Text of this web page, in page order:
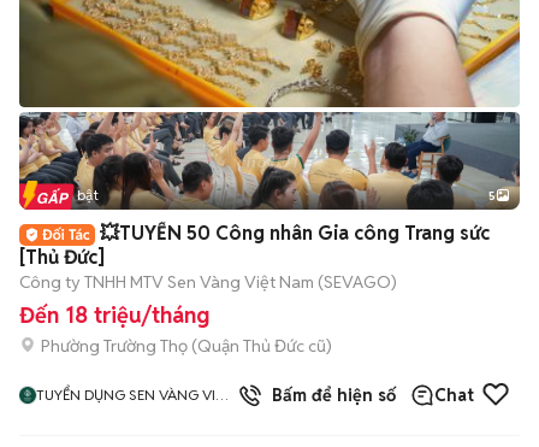
Tin nổi bật 5
💥TUYỂN 50 Công nhân Gia công Trang sức
[Thủ Đức]
Công ty TNHH MTV Sen Vàng Việt Nam (SEVAGO)
Đến 18 triệu/tháng
Phường Trường Thọ (Quận Thủ Đức cũ)
TUYỂN DỤNG SEN VÀNG VIỆT
Bấm để hiện số Chat